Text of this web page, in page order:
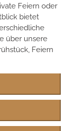
Feiern oder
bietet
über unsere
Feiern